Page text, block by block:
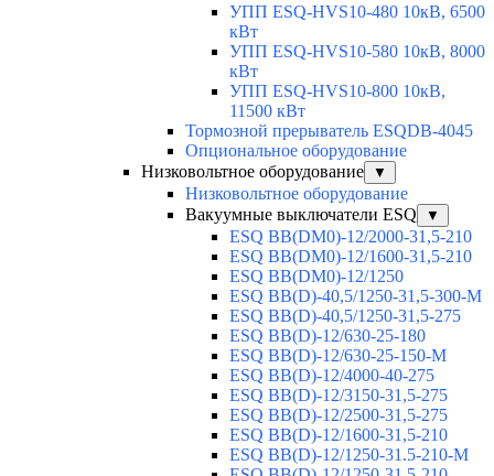
УПП ESQ-HVS10-480 10кВ, 6500
кВт
УПП ESQ-HVS10-580 10кВ, 8000
кВт
УПП ESQ-HVS10-800 10кВ,
11500 кВт
Тормозной прерыватель ESQDB-4045
Опциональное оборудование
Низковольтное оборудование
▼
Низковольтное оборудование
Вакуумные выключатели ESQ
▼
ESQ ВВ(DM0)-12/2000-31,5-210
ESQ ВВ(DM0)-12/1600-31,5-210
ESQ ВВ(DM0)-12/1250
ESQ ВВ(D)-40,5/1250-31,5-300-М
ESQ ВВ(D)-40,5/1250-31,5-275
ESQ ВВ(D)-12/630-25-180
ESQ ВВ(D)-12/630-25-150-М
ESQ ВВ(D)-12/4000-40-275
ESQ ВВ(D)-12/3150-31,5-275
ESQ ВВ(D)-12/2500-31,5-275
ESQ ВВ(D)-12/1600-31,5-210
ESQ ВВ(D)-12/1250-31.5-210-М